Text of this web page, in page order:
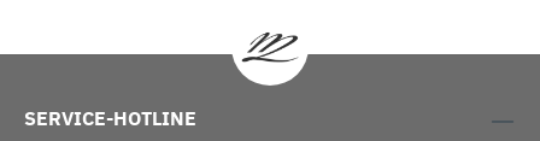
SERVICE-HOTLINE